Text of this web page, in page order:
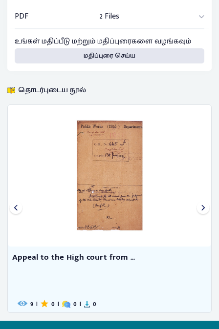
PDF
2 Files
உங்கள் மதிப்பீடு மற்றும் மதிப்புரைகளை வழங்கவும்
மதிப்புரை செய்ய
தொடர்புடைய நூல்
Appeal to the High court from ...
9 | 0 | 0 | 0